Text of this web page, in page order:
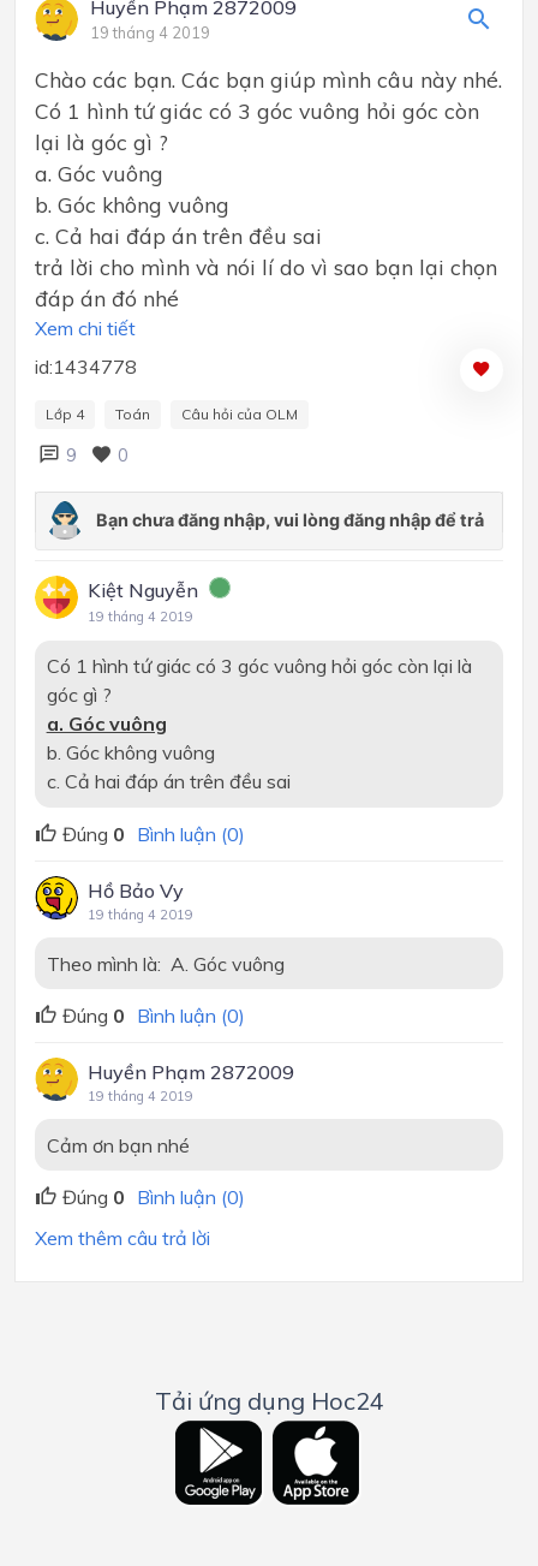
Huyền Phạm 2872009
19 tháng 4 2019
Chào các bạn. Các bạn giúp mình câu này nhé.
Có 1 hình tứ giác có 3 góc vuông hỏi góc còn
lại là góc gì ?
a. Góc vuông
b. Góc không vuông
c. Cả hai đáp án trên đều sai
trả lời cho mình và nói lí do vì sao bạn lại chọn
đáp án đó nhé
Xem chi tiết
id:1434778
Lớp 4 Toán Câu hỏi của OLM
9 0
Kiệt Nguyễn
19 tháng 4 2019
Có 1 hình tứ giác có 3 góc vuông hỏi góc còn lại là
góc gì ?
a. Góc vuông
b. Góc không vuông
c. Cả hai đáp án trên đều sai
Đúng 0 Bình luận (0)
Hồ Bảo Vy
19 tháng 4 2019
Theo mình là: A. Góc vuông
Đúng 0 Bình luận (0)
Huyền Phạm 2872009
19 tháng 4 2019
Cảm ơn bạn nhé
Đúng 0 Bình luận (0)
Xem thêm câu trả lời
Tải ứng dụng Hoc24